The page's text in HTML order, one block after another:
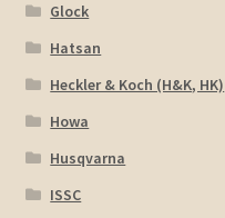
Glock
Hatsan
Heckler & Koch (H&K, HK)
Howa
Husqvarna
ISSC